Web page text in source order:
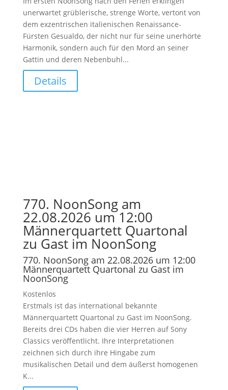
unerwartet grüblerische, strenge Worte, vertont von
dem exzentrischen italienischen Renaissance-
Fürsten Gesualdo, der nicht nur für seine unerhörte
Harmonik, sondern auch für den Mord an seiner
Gattin und deren Nebenbuhl...
Details
770. NoonSong am
22.08.2026 um 12:00
Männerquartett Quartonal
zu Gast im NoonSong
770. NoonSong am 22.08.2026 um 12:00
Männerquartett Quartonal zu Gast im
NoonSong
Kostenlos
Erstmals ist das international bekannte
Männerquartett Quartonal zu Gast im NoonSong.
Bereits drei CDs haben die vier Herren auf Sony
Classics veröffentlicht. Ihre Interpretationen
zeichnen sich durch ihre Hingabe zum
musikalischen Detail und dem äußerst homogenen
K...